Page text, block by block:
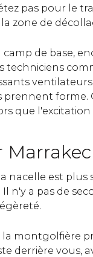
pas pour le
zone de
de base,
techniciens
prennent forme.
que
nacelle est plus
n'y a pas de
montgolfière
derrière vous,